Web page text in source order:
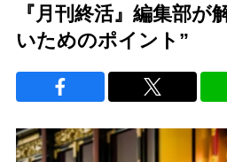
『月刊終活』編集部が
いためのポイント”